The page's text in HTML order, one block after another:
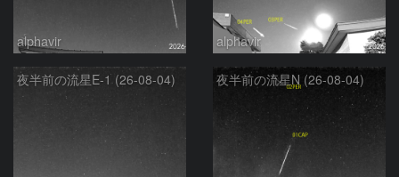
alphavir alphavir
夜半前の流星E-1 (26-08-04) 夜半前の流星N (26-08-04)